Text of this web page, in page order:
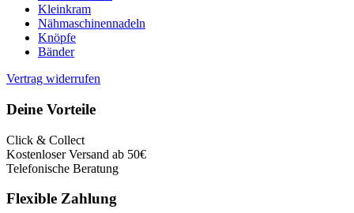
Kleinkram
Nähmaschinennadeln
Knöpfe
Bänder
Vertrag widerrufen
Deine Vorteile
Click & Collect
Kostenloser Versand ab 50€
Telefonische Beratung
Flexible Zahlung